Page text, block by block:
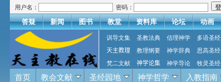
用户名： 密码：
答疑 新闻 图书 教堂 资料库 论坛 动画
训导文集 圣教法典 信理神学
多语圣经
天主教理
教理纲要 神学辞典
思高圣经
梵二文献
神学论集 神学导论 牧灵圣经
首页 教会文献 圣经园地 神学哲学 入教指南